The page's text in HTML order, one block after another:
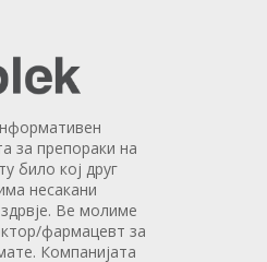
за препораки на
било кој друг
несакани
Ве молиме
фармацевт за
Компанијата